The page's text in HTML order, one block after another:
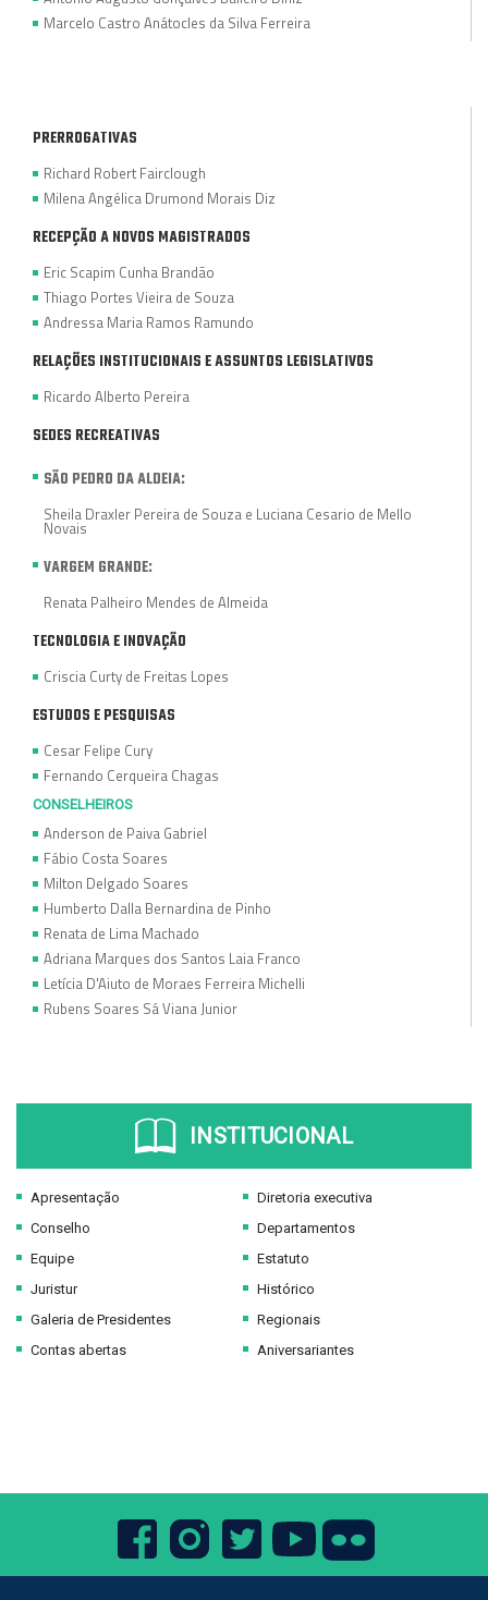
Marcelo Castro Anátocles da Silva Ferreira
PRERROGATIVAS
Richard Robert Fairclough
Milena Angélica Drumond Morais Diz
RECEPÇÃO A NOVOS MAGISTRADOS
Eric Scapim Cunha Brandão
Thiago Portes Vieira de Souza
Andressa Maria Ramos Ramundo
RELAÇÕES INSTITUCIONAIS E ASSUNTOS LEGISLATIVOS
Ricardo Alberto Pereira
SEDES RECREATIVAS
SÃO PEDRO DA ALDEIA:
Sheila Draxler Pereira de Souza e Luciana Cesario de Mello
Novais
VARGEM GRANDE:
Renata Palheiro Mendes de Almeida
TECNOLOGIA E INOVAÇÃO
Criscia Curty de Freitas Lopes
ESTUDOS E PESQUISAS
Cesar Felipe Cury
Fernando Cerqueira Chagas
CONSELHEIROS
Anderson de Paiva Gabriel
Fábio Costa Soares
Milton Delgado Soares
Humberto Dalla Bernardina de Pinho
Renata de Lima Machado
Adriana Marques dos Santos Laia Franco
Letícia D'Aiuto de Moraes Ferreira Michelli
Rubens Soares Sá Viana Junior
INSTITUCIONAL
Apresentação
Conselho
Equipe
Juristur
Galeria de Presidentes
Contas abertas
Diretoria executiva
Departamentos
Estatuto
Histórico
Regionais
Aniversariantes